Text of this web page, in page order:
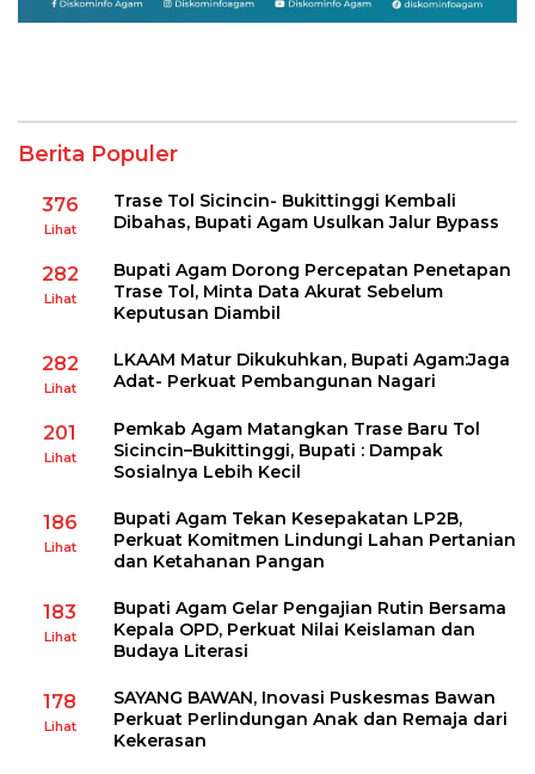
Berita Populer
376
Lihat
Trase Tol Sicincin- Bukittinggi Kembali
Dibahas, Bupati Agam Usulkan Jalur Bypass
282
Lihat
Bupati Agam Dorong Percepatan Penetapan
Trase Tol, Minta Data Akurat Sebelum
Keputusan Diambil
282
Lihat
LKAAM Matur Dikukuhkan, Bupati Agam:Jaga
Adat- Perkuat Pembangunan Nagari
201
Lihat
Pemkab Agam Matangkan Trase Baru Tol
Sicincin–Bukittinggi, Bupati : Dampak
Sosialnya Lebih Kecil
186
Lihat
Bupati Agam Tekan Kesepakatan LP2B,
Perkuat Komitmen Lindungi Lahan Pertanian
dan Ketahanan Pangan
183
Lihat
Bupati Agam Gelar Pengajian Rutin Bersama
Kepala OPD, Perkuat Nilai Keislaman dan
Budaya Literasi
178
Lihat
SAYANG BAWAN, Inovasi Puskesmas Bawan
Perkuat Perlindungan Anak dan Remaja dari
Kekerasan